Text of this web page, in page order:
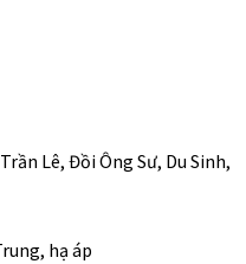
Lê, Đồi Ông Sư, Du Sinh,
hạ áp